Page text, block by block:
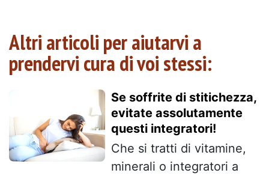
Altri articoli per aiutarvi a
prendervi cura di voi stessi:
Se soffrite di stitichezza,
evitate assolutamente
questi integratori!
Che si tratti di vitamine,
minerali o integratori a